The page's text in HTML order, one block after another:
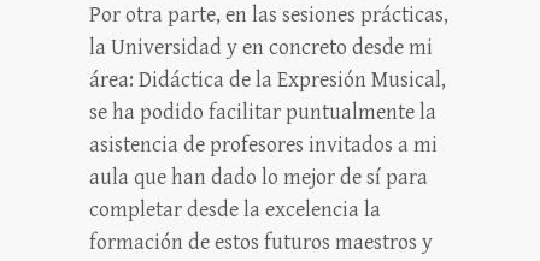
Por otra parte, en las sesiones prácticas,
la Universidad y en concreto desde mi
área: Didáctica de la Expresión Musical,
se ha podido facilitar puntualmente la
asistencia de profesores invitados a mi
aula que han dado lo mejor de sí para
completar desde la excelencia la
formación de estos futuros maestros y